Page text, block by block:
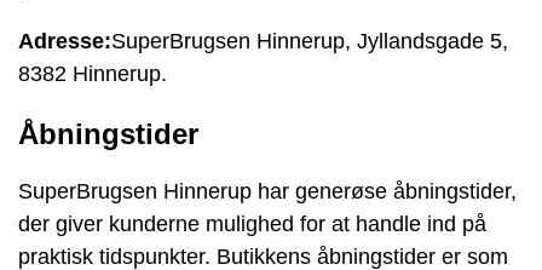
Adresse:SuperBrugsen Hinnerup, Jyllandsgade 5,
8382 Hinnerup.
Åbningstider
SuperBrugsen Hinnerup har generøse åbningstider,
der giver kunderne mulighed for at handle ind på
praktisk tidspunkter. Butikkens åbningstider er som